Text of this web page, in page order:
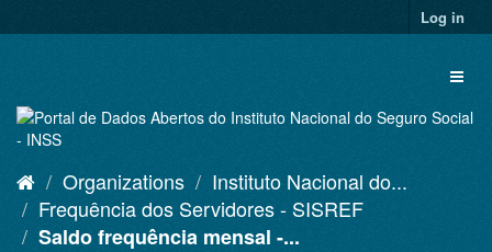
to
Log in
Organizations
Instituto Nacional do...
Frequência dos Servidores - SISREF
Saldo frequência mensal -...